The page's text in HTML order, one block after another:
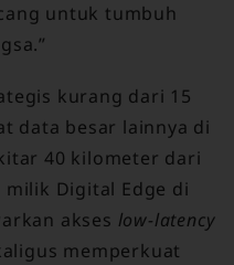
untuk tumbuh
kurang dari 15
data besar lainnya di
40 kilometer dari
milik Digital Edge di
akses low-latency
memperkuat